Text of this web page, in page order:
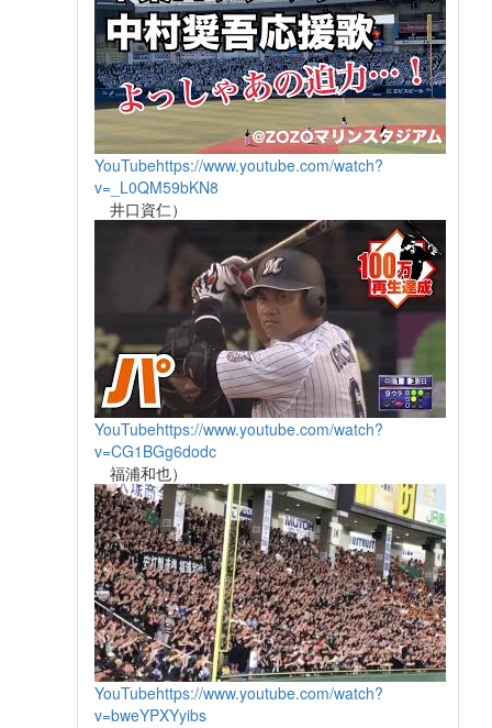
YouTubehttps://www.youtube.com/watch?
v=_L0QM59bKN8
井口資仁）
YouTubehttps://www.youtube.com/watch?
v=CG1BGg6dodc
福浦和也）
YouTubehttps://www.youtube.com/watch?
v=bweYPXYyibs